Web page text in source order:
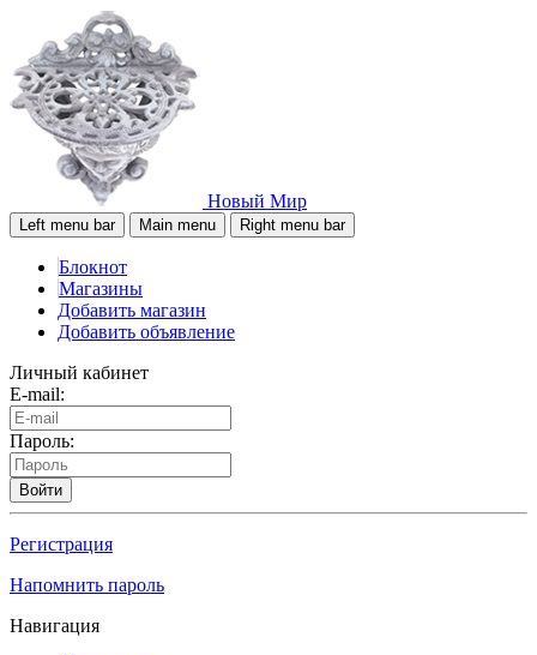
Новый Мир
Left menu bar Main menu Right menu bar
Блокнот
Магазины
Добавить магазин
Добавить объявление
Личный кабинет
E-mail:
Пароль:
Войти
Регистрация
Напомнить пароль
Навигация